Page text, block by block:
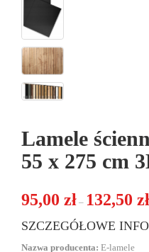
Lamele
55 x 275 cm
95,00 zł – 132,50 zł
SZCZEGÓŁOWE
Nazwa producenta: E-lamele